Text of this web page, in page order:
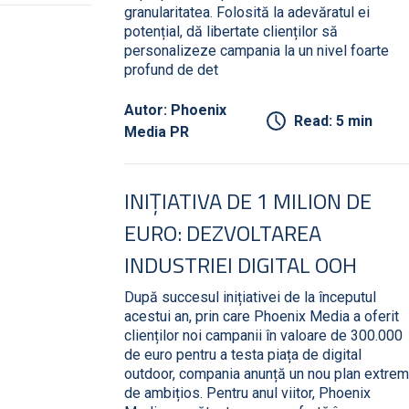
granularitatea. Folosită la adevăratul ei
potențial, dă libertate clienților să
personalizeze campania la un nivel foarte
profund de det
Autor: Phoenix
Media PR
Read: 5 min
INIȚIATIVA DE 1 MILION DE
EURO: DEZVOLTAREA
INDUSTRIEI DIGITAL OOH
După succesul inițiativei de la începutul
acestui an, prin care Phoenix Media a oferit
clienților noi campanii în valoare de 300.000
de euro pentru a testa piața de digital
outdoor, compania anunță un nou plan extrem
de ambițios. Pentru anul viitor, Phoenix